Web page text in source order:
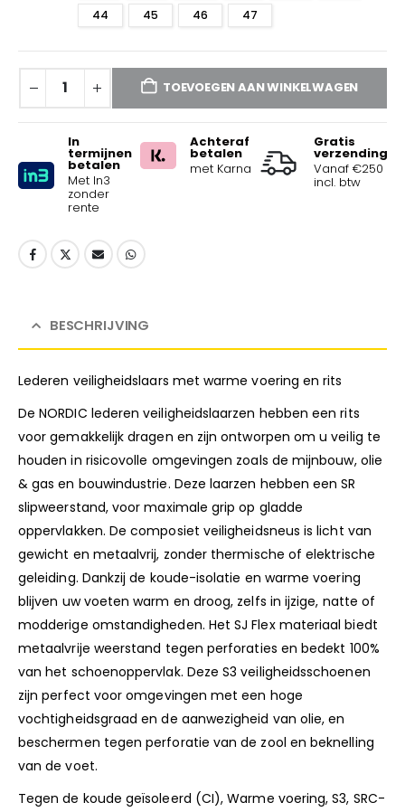
44
45 46 47
TOEVOEGEN AAN WINKELWAGEN
In
termijnen
betalen
Met In3
zonder
rente
Achteraf
betalen
met Karna
Gratis
verzending
Vanaf €250
incl. btw
BESCHRIJVING
Lederen veiligheidslaars met warme voering en rits
De NORDIC lederen veiligheidslaarzen hebben een rits
voor gemakkelijk dragen en zijn ontworpen om u veilig te
houden in risicovolle omgevingen zoals de mijnbouw, olie
& gas en bouwindustrie. Deze laarzen hebben een SR
slipweerstand, voor maximale grip op gladde
oppervlakken. De composiet veiligheidsneus is licht van
gewicht en metaalvrij, zonder thermische of elektrische
geleiding. Dankzij de koude-isolatie en warme voering
blijven uw voeten warm en droog, zelfs in ijzige, natte of
modderige omstandigheden. Het SJ Flex materiaal biedt
metaalvrije weerstand tegen perforaties en bedekt 100%
van het schoenoppervlak. Deze S3 veiligheidsschoenen
zijn perfect voor omgevingen met een hoge
vochtigheidsgraad en de aanwezigheid van olie, en
beschermen tegen perforatie van de zool en beknelling
van de voet.
Tegen de koude geïsoleerd (CI), Warme voering, S3, SRC-